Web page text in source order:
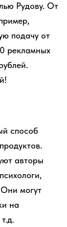
Рудову. От
подачу от
рекламных
способ
авторы
могут
на